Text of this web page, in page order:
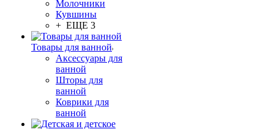
Молочники
Кувшины
+ ЕЩЕ 3
Товары для ванной
Аксессуары для
ванной
Шторы для
ванной
Коврики для
ванной